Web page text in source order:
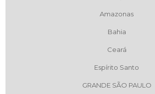
Amazonas
Bahia
Ceará
Espírito Santo
GRANDE SÃO PAULO